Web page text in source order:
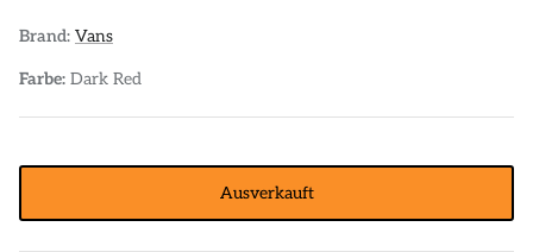
Brand: Vans
Farbe: Dark Red
Ausverkauft